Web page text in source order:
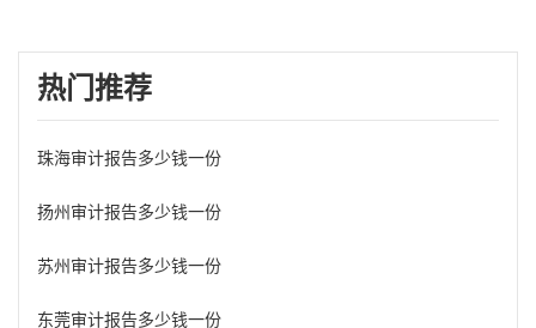
热门推荐
珠海审计报告多少钱一份
扬州审计报告多少钱一份
苏州审计报告多少钱一份
东莞审计报告多少钱一份